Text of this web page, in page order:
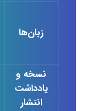
زبان‌ها
نسخه و
یادداشت
انتشار